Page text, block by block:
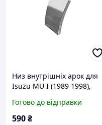
Низ внутрішніх арок для
Isuzu MU I (1989 1998),
ширина 185 мм, загин 15
мм
Готово до відправки
590₴